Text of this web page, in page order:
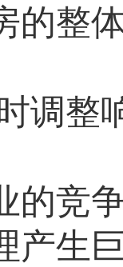
的整
整
竞争
产生